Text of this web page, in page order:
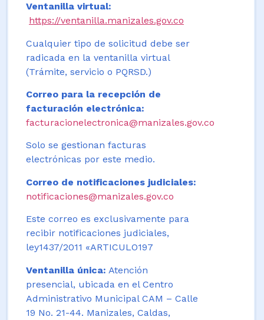
Ventanilla virtual:
https://ventanilla.manizales.gov.co
Cualquier tipo de solicitud debe ser
radicada en la ventanilla virtual
(Trámite, servicio o PQRSD.)
Correo para la recepción de
facturación electrónica:
facturacionelectronica@manizales.gov.co
Solo se gestionan facturas
electrónicas por este medio.
Correo de notificaciones judiciales:
notificaciones@manizales.gov.co
Este correo es exclusivamente para
recibir notificaciones judiciales,
ley1437/2011 «ARTICULO197
Ventanilla única: Atención
presencial, ubicada en el Centro
Administrativo Municipal CAM – Calle
19 No. 21-44. Manizales, Caldas,